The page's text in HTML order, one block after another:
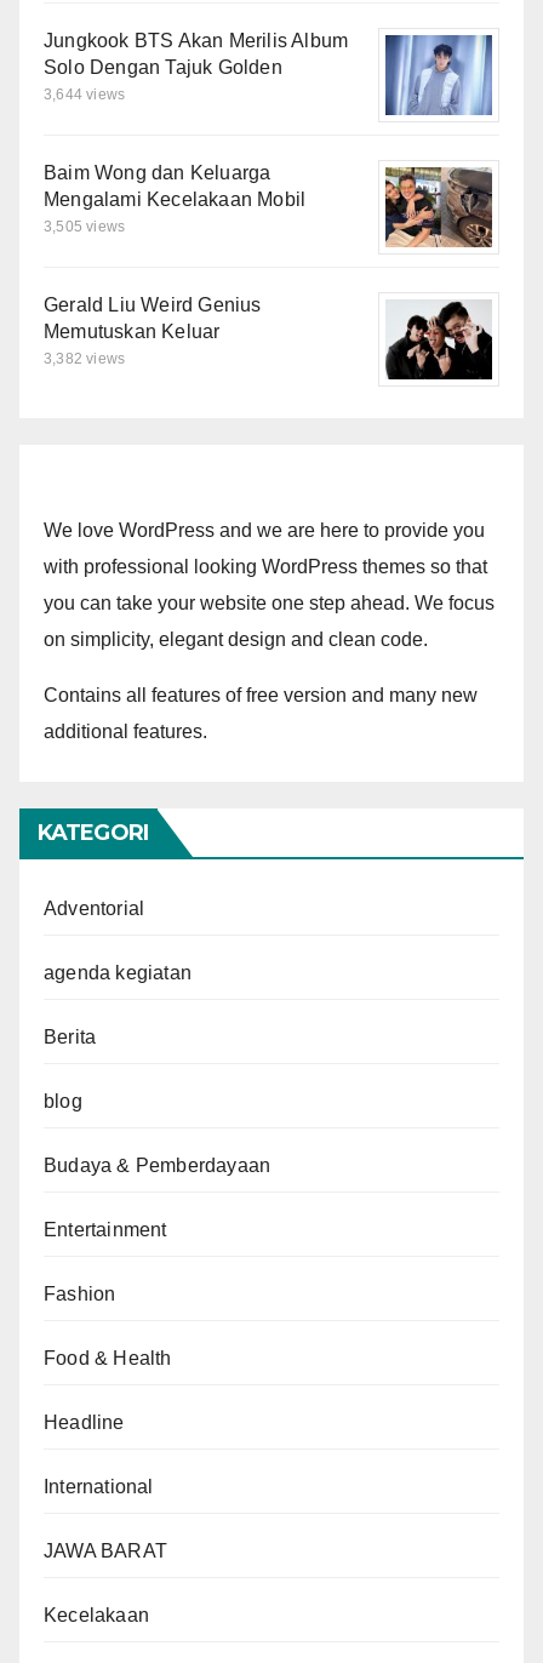
Jungkook BTS Akan Merilis Album
Solo Dengan Tajuk Golden
3,644 views
Baim Wong dan Keluarga
Mengalami Kecelakaan Mobil
3,505 views
Gerald Liu Weird Genius
Memutuskan Keluar
3,382 views
We love WordPress and we are here to provide you
with professional looking WordPress themes so that
you can take your website one step ahead. We focus
on simplicity, elegant design and clean code.
Contains all features of free version and many new
additional features.
KATEGORI
Adventorial
agenda kegiatan
Berita
blog
Budaya & Pemberdayaan
Entertainment
Fashion
Food & Health
Headline
International
JAWA BARAT
Kecelakaan